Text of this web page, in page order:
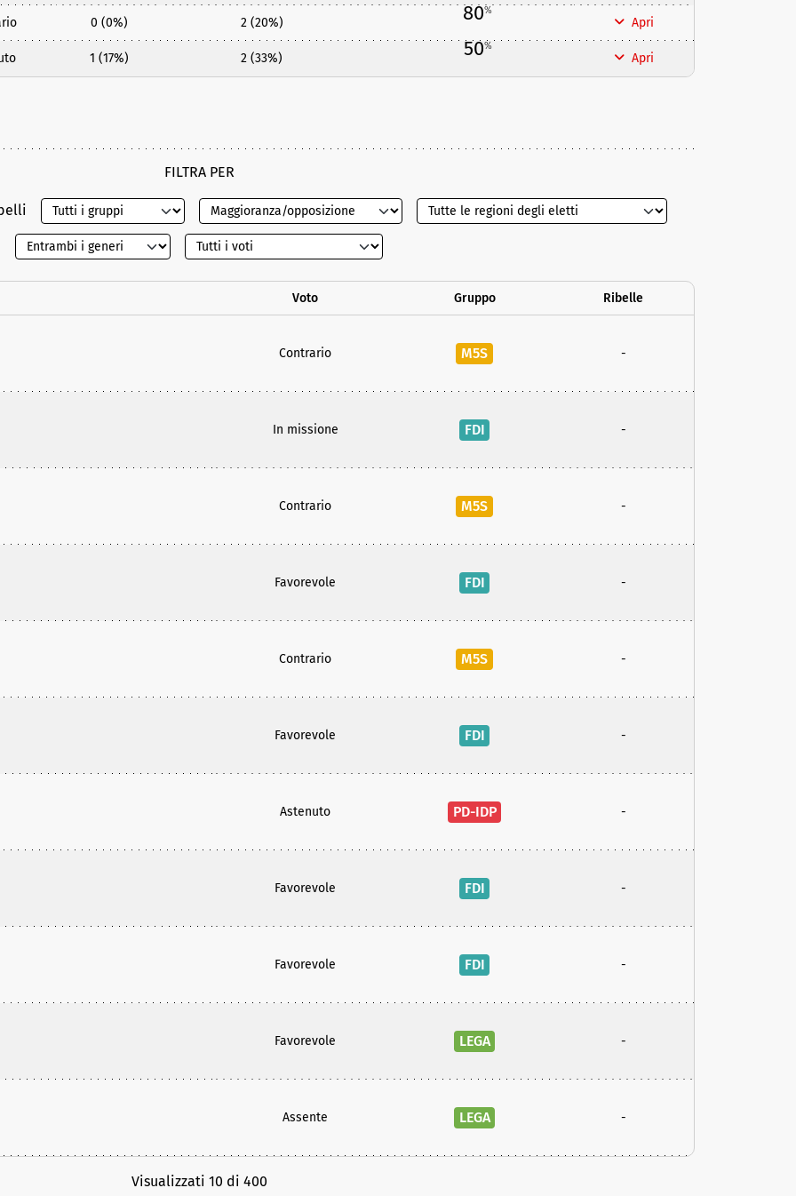
0 (0%) 2 (20%) 80%
Apri
1 (17%) 2 (33%) 50%
Apri
FILTRA PER
Voto Gruppo Ribelle
Contrario M5S -
In missione FDI -
Contrario M5S -
Favorevole FDI -
Contrario M5S -
Favorevole FDI -
Astenuto PD-IDP -
Favorevole FDI -
Favorevole FDI -
Favorevole LEGA -
Assente LEGA -
Visualizzati 10 di 400